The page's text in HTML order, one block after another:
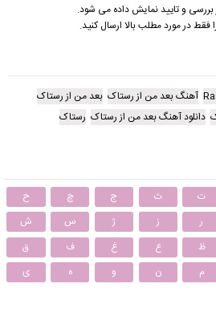
و تایید نمایش داده می شود.
فقط در مورد مطلب بالا ارسال کنید.
آهنگ بعد من از رستاک بعد من از رستاک
دانلود آهنگ بعد من از رستاک رستاک
ت ث ج چ
ح
ر ز ژ س
ش
ظ ع غ ف
ق
م ن و ه ی